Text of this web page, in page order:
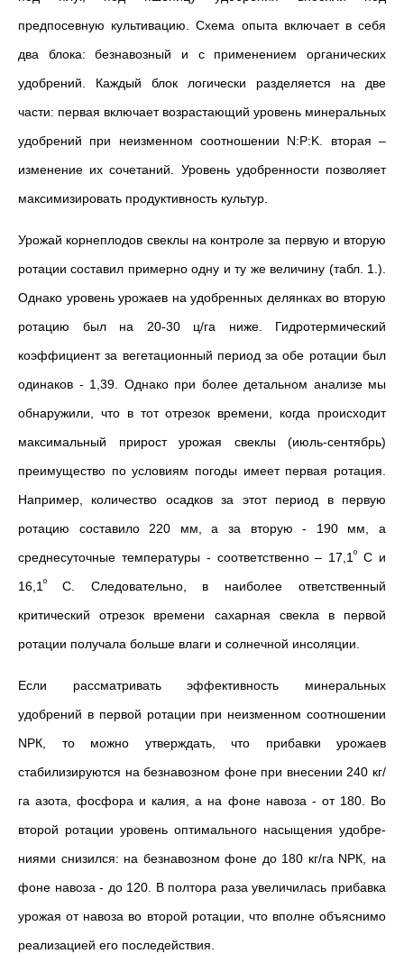
предпосевную культивацию. Схема опыта включает в себя
два блока: безнавозный и с применением органических
удобрений. Каждый блок логически разделяется на две
части: первая включает возрастающий уровень минеральных
удобрений при неизменном соотношении N:P:K. вторая –
изменение их сочетаний. Уровень удобренности позволяет
максимизировать продуктивность культур.
Урожай корнеплодов свеклы на контроле за первую и вторую
ро­тации составил примерно одну и ту же величину (табл. 1.).
Одна­ко уровень урожаев на удобренных делянках во вторую
ротацию был на 20-30 ц/га ниже. Гидротермический
коэффициент за вегетационный период за обе ротации был
одинаков - 1,39. Однако при более детальном анализе мы
обнаружили, что в тот отрезок времени, когда происходит
максимальный прирост урожая свеклы (июль-сентябрь)
преимущество по условиям погоды имеет первая ротация.
Напри­мер, количество осадков за этот период в первую
ротацию составило 220 мм, а за вторую - 190 мм, а
среднесуточные температуры - соответственно – 17,1º С и
16,1 º С. Сле­довательно, в наиболее ответственный
критический отрезок времени сахарная свекла в первой
ротации получала больше влаги и солнеч­ной инсоляции.
Если рассматривать эффективность минеральных
удобрений в первой ротации при неизменном соотношении
NРК, то можно утверж­дать, что прибавки урожаев
стабилизируются на безнавозном фоне при внесении 240 кг/
га азота, фосфора и калия, а на фоне навоза - от 180. Во
второй ротации уровень оптимального насыщения удобре­
ниями снизился: на безнавозном фоне до 180 кг/га NРК, на
фоне на­воза - до 120. В полтора раза увеличилась прибавка
урожая от навоза во второй ротации, что вполне объяснимо
реализацией его последействия.